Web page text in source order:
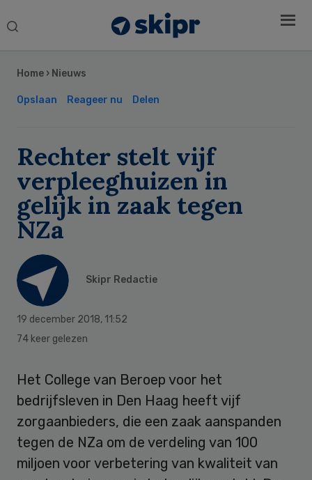
Search
Home › Nieuws
Opslaan Reageer nu Delen
Rechter stelt vijf
verpleeghuizen in
gelijk in zaak tegen
NZa
Skipr Redactie
19 december 2018, 11:52
74 keer gelezen
Het College van Beroep voor het
bedrijfsleven in Den Haag heeft vijf
zorgaanbieders, die een zaak aanspanden
tegen de NZa om de verdeling van 100
miljoen voor verbetering van kwaliteit van
Sidebar